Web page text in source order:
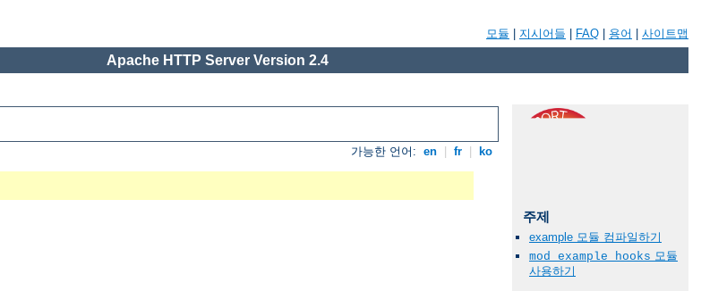
모듈 지시어들 FAQ 용어 사이트맵
Apache HTTP Server Version 2.4
가능한 언어: en fr ko
주제
example 모듈 컴파일하기
mod_example_hooks 모듈
사용하기